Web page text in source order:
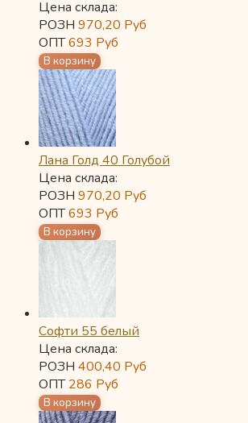
Цена склада:
РОЗН 970,20 Руб
ОПТ693 Руб
Лана Голд 40 Голубой
Цена склада:
РОЗН 970,20 Руб
ОПТ693 Руб
Софти 55 белый
Цена склада:
РОЗН 400,40 Руб
ОПТ286 Руб